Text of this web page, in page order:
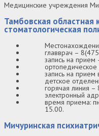
Медицинские учреждения
Тамбовская областная
стоматологическая
главврач –
запись на
запись на
детское
горячая линия
электронный
время приема:
15.00.
Мичуринская